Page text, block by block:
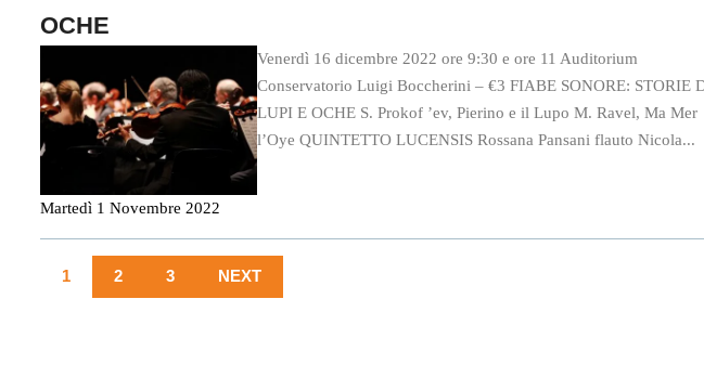
OCHE
Venerdì 16 dicembre 2022 ore 9:30 e ore 11 Auditorium
Conservatorio Luigi Boccherini – €3 FIABE SONORE: STORIE
LUPI E OCHE S. Prokof ’ev, Pierino e il Lupo M. Ravel, Ma Mer
l’Oye QUINTETTO LUCENSIS Rossana Pansani flauto Nicola...
Martedì 1 Novembre 2022
1 2 3 NEXT